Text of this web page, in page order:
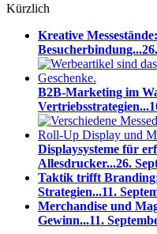
Kürzlich
Kreative
Besucherbindung...
B2B-Marketing im
Vertriebsstrategien...
Displaysysteme für
Allesdrucker...26.
Taktik trifft
Strategien...11.
Merchandise und
Gewinn...11.